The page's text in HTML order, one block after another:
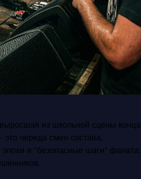
из школьной сцены конца
череда смен состава,
эпохи и "безопасные шаги" фаната: